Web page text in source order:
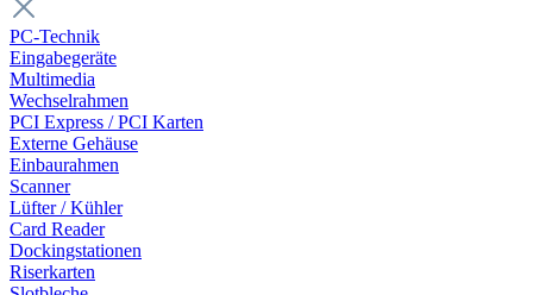
PC-Technik
Eingabegeräte
Multimedia
Wechselrahmen
PCI Express / PCI Karten
Externe Gehäuse
Einbaurahmen
Scanner
Lüfter / Kühler
Card Reader
Dockingstationen
Riserkarten